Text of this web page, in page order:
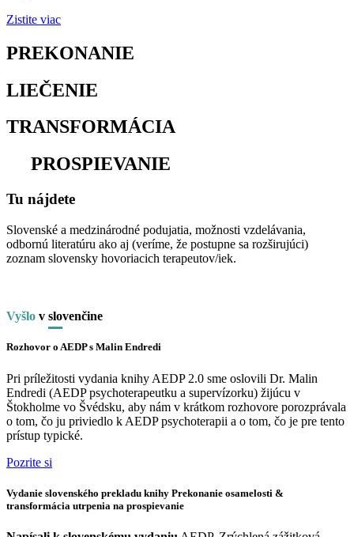
Zistite viac
PREKONANIE
LIEČENIE
TRANSFORMÁCIA
PROSPIEVANIE
Tu nájdete
Slovenské a medzinárodné podujatia, možnosti vzdelávania,
odbornú literatúru ako aj (veríme, že postupne sa rozširujúci)
zoznam slovensky hovoriacich terapeutov/iek.
Vyšlo v slovenčine
Rozhovor o AEDP s Malin Endredi
Pri príležitosti vydania knihy AEDP 2.0 sme oslovili Dr. Malin
Endredi (AEDP psychoterapeutku a supervízorku) žijúcu v
Štokholme vo Švédsku, aby nám v krátkom rozhovore porozprávala
o tom, čo ju priviedlo k AEDP psychoterapii a o tom, čo je pre tento
prístup typické.
Pozrite si
Vydanie slovenského prekladu knihy Prekonanie osamelosti &
transformácia utrpenia na prospievanie